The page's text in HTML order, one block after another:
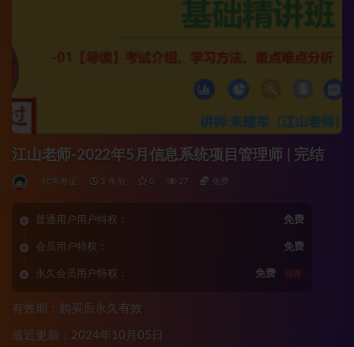
江山老师-2022年5月信息系统项目管理师 | 完结
软考考证 3 年前 0 27 免费
普通用户用户特权： 免费
会员用户特权： 免费
永久会员用户特权： 免费 推荐
有效期：购买后永久有效
最近更新：2024年10月05日